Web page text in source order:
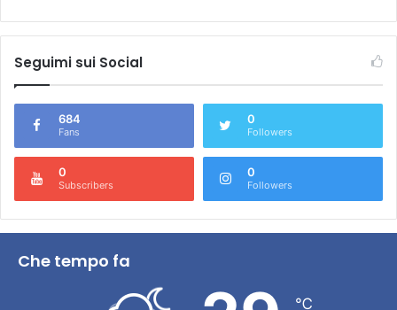
Seguimi sui Social
684
Fans
0
Followers
0
Subscribers
0
Followers
Che tempo fa
℃